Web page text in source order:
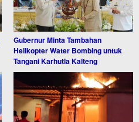
Gubernur Minta Tambahan
Helikopter Water Bombing untuk
Tangani Karhutla Kalteng